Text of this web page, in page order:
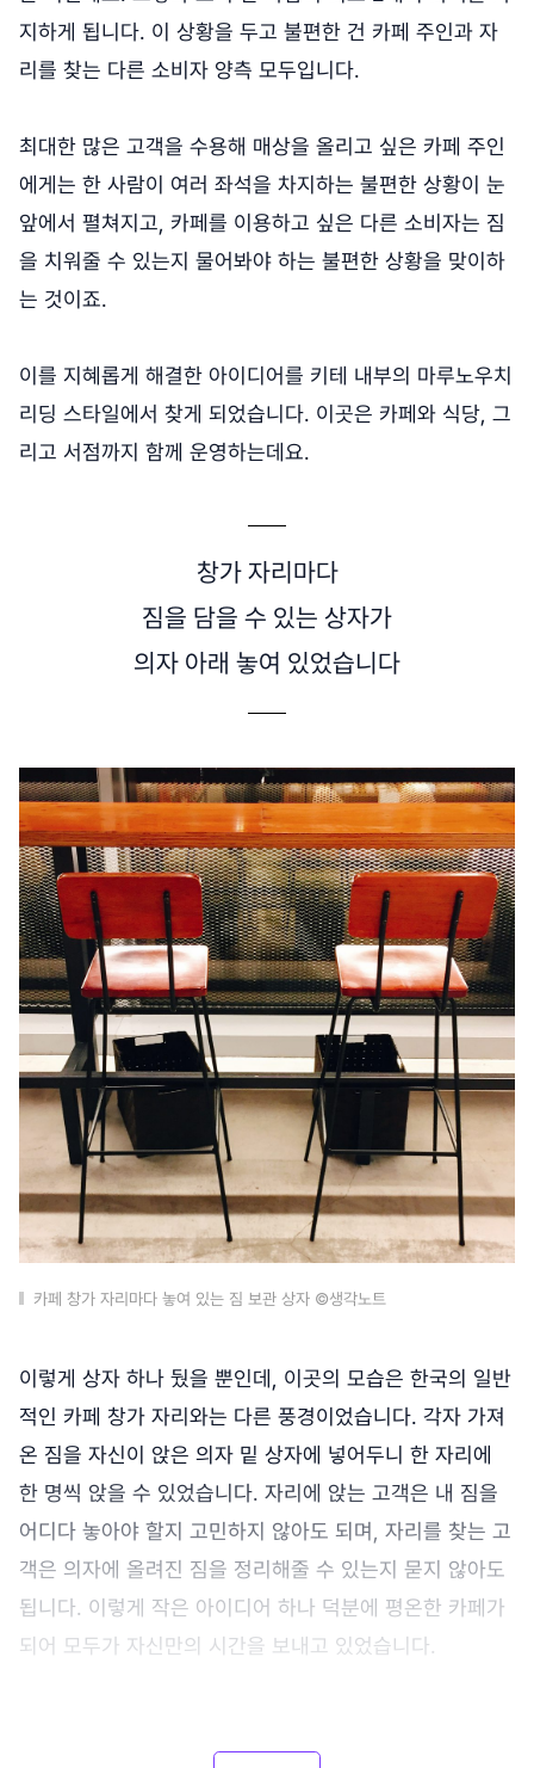
지하게 됩니다. 이 상황을 두고 불편한 건 카페 주인과 자
리를 찾는 다른 소비자 양측 모두입니다.
최대한 많은 고객을 수용해 매상을 올리고 싶은 카페 주인
에게는 한 사람이 여러 좌석을 차지하는 불편한 상황이 눈
앞에서 펼쳐지고, 카페를 이용하고 싶은 다른 소비자는 짐
을 치워줄 수 있는지 물어봐야 하는 불편한 상황을 맞이하
는 것이죠.
이를 지혜롭게 해결한 아이디어를 키테 내부의 마루노우치
리딩 스타일에서 찾게 되었습니다. 이곳은 카페와 식당, 그
리고 서점까지 함께 운영하는데요.
창가 자리마다
짐을 담을 수 있는 상자가
의자 아래 놓여 있었습니다
카페 창가 자리마다 놓여 있는 짐 보관 상자 ©생각노트
이렇게 상자 하나 뒀을 뿐인데, 이곳의 모습은 한국의 일반
적인 카페 창가 자리와는 다른 풍경이었습니다. 각자 가져
온 짐을 자신이 앉은 의자 밑 상자에 넣어두니 한 자리에
한 명씩 앉을 수 있었습니다. 자리에 앉는 고객은 내 짐을
어디다 놓아야 할지 고민하지 않아도 되며, 자리를 찾는 고
객은 의자에 올려진 짐을 정리해줄 수 있는지 묻지 않아도
됩니다. 이렇게 작은 아이디어 하나 덕분에 평온한 카페가
되어 모두가 자신만의 시간을 보내고 있었습니다.